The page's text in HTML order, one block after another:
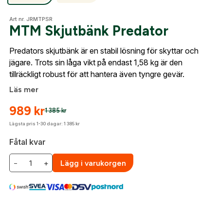
Mer
Mitt konto
Kontakta oss
Art nr. JRMTPSR
MTM Skjutbänk Predator
Predators skjutbänk är en stabil lösning för skyttar och
jägare. Trots sin låga vikt på endast 1,58 kg är den
tillräckligt robust för att hantera även tyngre gevär.
Läs mer
1 385kr
989 kr
Lägsta pris 1-30 dagar: 1 385 kr
Fåtal kvar
− + Lägg i varukorgen
Logga in
Logga in för att handla med dina avtalspriser, smidig
När du är inloggad hanteras beställningen
Lösenord:*
skapat. I vår FAQ hittar du svar på de vanligaste
frågorna gällande Mitt konto.
Företag- eller Föreningsnamn:*
Org. nummer
Gatuadress:
Fyll i din e-post adress nedan så kontaktar vi dig
så fort den här produkten är tillbaka i vårt
sortiment.